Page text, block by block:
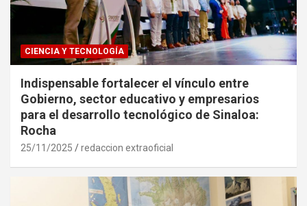
CIENCIA Y TECNOLOGÍA
Indispensable fortalecer el vínculo entre
Gobierno, sector educativo y empresarios
para el desarrollo tecnológico de Sinaloa:
Rocha
25/11/2025 redaccion extraoficial